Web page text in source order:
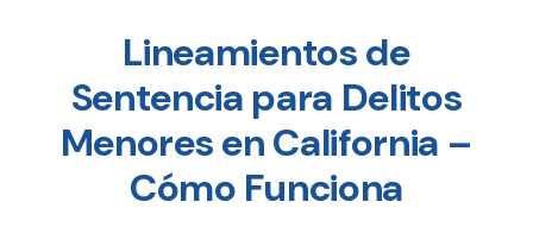
Lineamientos de
Sentencia para Delitos
Menores en California –
Cómo Funciona